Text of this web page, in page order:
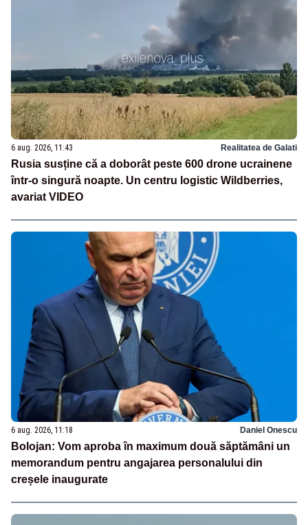
6 aug. 2026, 11:43 Realitatea de Galati
Rusia susține că a doborât peste 600 drone ucrainene
într-o singură noapte. Un centru logistic Wildberries,
avariat VIDEO
6 aug. 2026, 11:18 Daniel Onescu
Bolojan: Vom aproba în maximum două săptămâni un
memorandum pentru angajarea personalului din
creșele inaugurate